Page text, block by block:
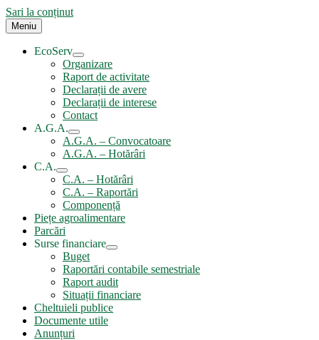
Sari la conținut
Meniu
EcoServ
Organizare
Raport de activitate
Declarații de avere
Declarații de interese
Contact
A.G.A.
A.G.A. – Convocatoare
A.G.A. – Hotărâri
C.A.
C.A. – Hotărâri
C.A. – Raportări
Componență
Piețe agroalimentare
Parcări
Surse financiare
Buget
Raportări contabile semestriale
Raport audit
Situații financiare
Cheltuieli publice
Documente utile
Anunțuri